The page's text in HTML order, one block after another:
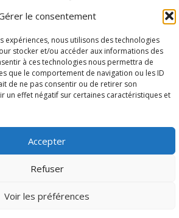
le consentement
expériences, nous utilisons des technologies
stocker et/ou accéder aux informations des
à ces technologies nous permettra de
que le comportement de navigation ou les ID
de ne pas consentir ou de retirer son
un effet négatif sur certaines caractéristiques et
Accepter
Refuser
Voir les préférences
des Structures
à l’autocréation d’emploi (SAACE)
infirmier :quels indicateurs
comprendre la situation en